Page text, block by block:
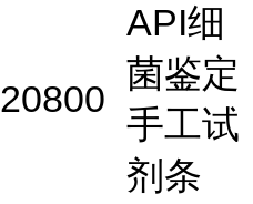
20800
API细
菌鉴定
手工试
剂条